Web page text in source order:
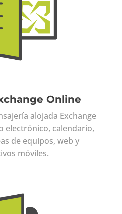
Online
alojada Exchange
electrónico, calendario,
de equipos, web y
móviles.